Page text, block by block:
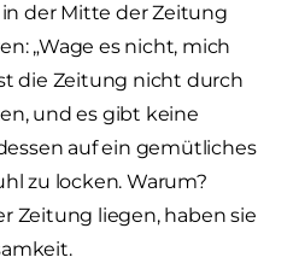
der Mitte der Zeitung
„Wage es nicht, mich
die Zeitung nicht durch
und es gibt keine
auf ein gemütliches
zu locken. Warum?
Zeitung liegen, haben sie